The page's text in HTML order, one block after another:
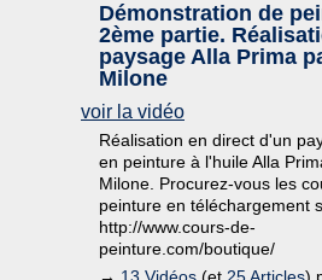
Démonstration de
2ème partie.
paysage Alla Prima
Milone
voir la vidéo
Réalisation en direct d'un
en peinture à l'huile Alla
Milone. Procurez-vous les
peinture en téléchargement
http://www.cours-de-
peinture.com/boutique/